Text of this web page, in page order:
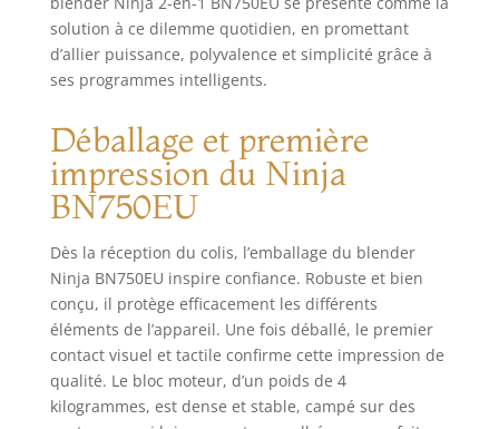
solution à ce dilemme quotidien, en promettant
d’allier puissance, polyvalence et simplicité grâce à
ses programmes intelligents.
Déballage et première
impression du Ninja
BN750EU
Dès la réception du colis, l’emballage du blender
Ninja BN750EU inspire confiance. Robuste et bien
conçu, il protège efficacement les différents
éléments de l’appareil. Une fois déballé, le premier
contact visuel et tactile confirme cette impression de
qualité. Le bloc moteur, d’un poids de 4
kilogrammes, est dense et stable, campé sur des